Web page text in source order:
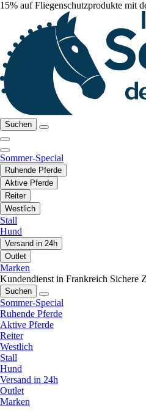
15% auf Fliegenschutzprodukte mit
Suchen
Sommer-Special
Ruhende Pferde
Aktive Pferde
Reiter
Westlich
Stall
Hund
Versand in 24h
Outlet
Marken
Kundendienst in Frankreich Sichere
Suchen
Sommer-Special
Ruhende Pferde
Aktive Pferde
Reiter
Westlich
Stall
Hund
Versand in 24h
Outlet
Marken